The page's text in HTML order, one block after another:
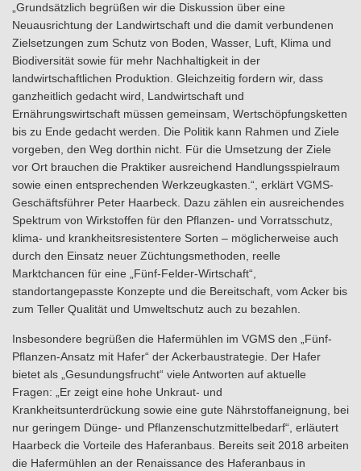
„Grundsätzlich begrüßen wir die Diskussion über eine
Neuausrichtung der Landwirtschaft und die damit verbundenen
Zielsetzungen zum Schutz von Boden, Wasser, Luft, Klima und
Biodiversität sowie für mehr Nachhaltigkeit in der
landwirtschaftlichen Produktion. Gleichzeitig fordern wir, dass
ganzheitlich gedacht wird, Landwirtschaft und
Ernährungswirtschaft müssen gemeinsam, Wertschöpfungsketten
bis zu Ende gedacht werden. Die Politik kann Rahmen und Ziele
vorgeben, den Weg dorthin nicht. Für die Umsetzung der Ziele
vor Ort brauchen die Praktiker ausreichend Handlungsspielraum
sowie einen entsprechenden Werkzeugkasten.“, erklärt VGMS-
Geschäftsführer Peter Haarbeck. Dazu zählen ein ausreichendes
Spektrum von Wirkstoffen für den Pflanzen- und Vorratsschutz,
klima- und krankheitsresistentere Sorten – möglicherweise auch
durch den Einsatz neuer Züchtungsmethoden, reelle
Marktchancen für eine „Fünf-Felder-Wirtschaft“,
standortangepasste Konzepte und die Bereitschaft, vom Acker bis
zum Teller Qualität und Umweltschutz auch zu bezahlen.
Insbesondere begrüßen die Hafermühlen im VGMS den „Fünf-
Pflanzen-Ansatz mit Hafer“ der Ackerbaustrategie. Der Hafer
bietet als „Gesundungsfrucht“ viele Antworten auf aktuelle
Fragen: „Er zeigt eine hohe Unkraut- und
Krankheitsunterdrückung sowie eine gute Nährstoffaneignung, bei
nur geringem Dünge- und Pflanzenschutzmittelbedarf“, erläutert
Haarbeck die Vorteile des Haferanbaus. Bereits seit 2018 arbeiten
die Hafermühlen an der Renaissance des Haferanbaus in